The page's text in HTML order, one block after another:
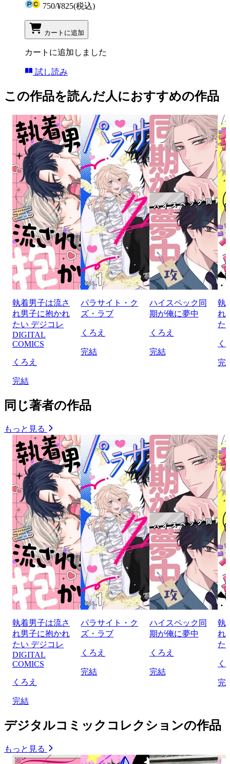
750/¥825(税込)
カートに追加
カートに追加しました
試し読み
この作品を読んだ人におすすめの作品
執着男子は流さ
れ男子に抱かれ
たい デジコレ
DIGITAL
COMICS
くろえ
完結
パラサイト・ク
ズ・ラブ
くろえ
完結
ハイスペック同
期が俺に夢中
くろえ
完結
執
れ
た
く
完
同じ著者の作品
もっと見る
執着男子は流さ
れ男子に抱かれ
たい デジコレ
DIGITAL
COMICS
くろえ
完結
パラサイト・ク
ズ・ラブ
くろえ
完結
ハイスペック同
期が俺に夢中
くろえ
完結
執
れ
た
く
完
デジタルコミックコレクションの作品
もっと見る